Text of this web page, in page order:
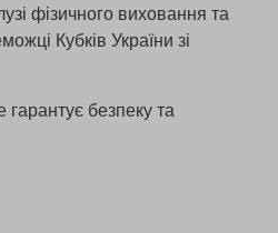
фізичного виховання та
Кубків України зі
гарантує безпеку та